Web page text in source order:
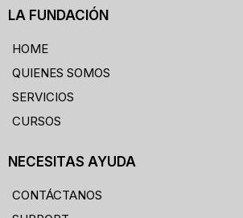
LA FUNDACIÓN
HOME
QUIENES SOMOS
SERVICIOS
CURSOS
NECESITAS AYUDA
CONTÁCTANOS